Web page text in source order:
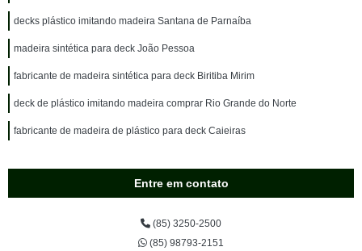
decks plástico imitando madeira Santana de Parnaíba
madeira sintética para deck João Pessoa
fabricante de madeira sintética para deck Biritiba Mirim
deck de plástico imitando madeira comprar Rio Grande do Norte
fabricante de madeira de plástico para deck Caieiras
Entre em contato
(85) 3250-2500
(85) 98793-2151